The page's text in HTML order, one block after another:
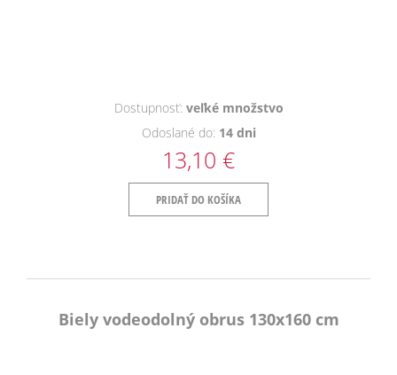
Dostupnosť: veľké množstvo
Odoslané do: 14 dni
13,10 €
PRIDAŤ DO KOŠÍKA
Biely vodeodolný obrus 130x160 cm